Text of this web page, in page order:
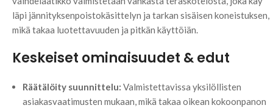
läpi jännityksenpoistokäsittelyn ja tarkan sisäisen koneistuksen,
mikä takaa luotettavuuden ja pitkän käyttöiän.
Keskeiset ominaisuudet & edut
Räätälöity suunnittelu: Valmistettavissa yksilöllisten
asiakasvaatimusten mukaan, mikä takaa oikean kokoonpanon